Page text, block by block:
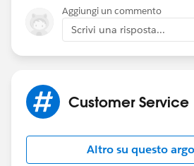
Aggiungi un commento
Scrivi una risposta...
Customer Service
Altro su questo